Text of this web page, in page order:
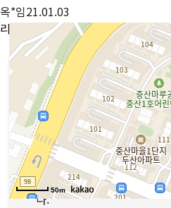
옥*임21.01.03
리뷰 전체보기
50m
길찾
이용방법안내
1. 위치나 원하는 분야를 선택
하세요.
2.
선생님 상세정보와 리뷰 위
3. 예약상담문의를 통해 예약
4. 선생님과 날짜와 시간을 협
다.